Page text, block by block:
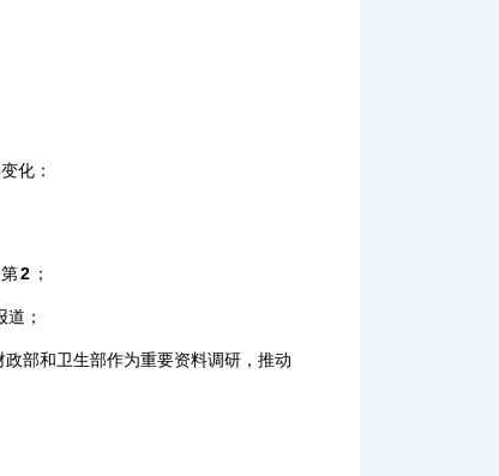
化：
第2 ；
；
政部和卫生部作为重要资料调研 ，推动